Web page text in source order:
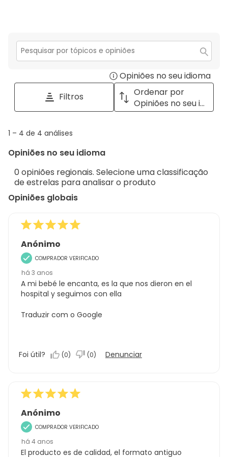
Secção
Opiniões no seu idioma
a
with
Filtros
Ordenar por
Opiniões no seu idioma
1
4
análises
1 – 4 de 4 análises
Opiniões no seu idioma
0 opiniões regionais. Selecione uma classificação
de estrelas para analisar o produto
Opiniões globais
Anónimo
COMPRADOR VERIFICADO
há 3 anos
A mi bebé le encanta, es la que nos dieron en el
hospital y seguimos con ella
Traduzir com o Google
Foi útil? (0) (0) Denunciar
Anónimo
COMPRADOR VERIFICADO
há 4 anos
El producto es de calidad, el formato antiguo